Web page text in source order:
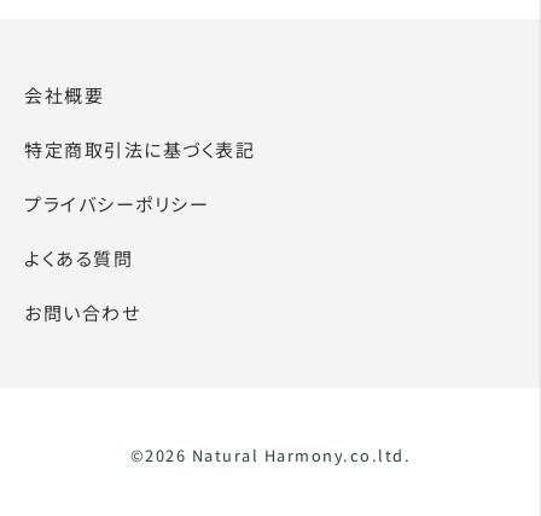
会社概要
特定商取引法に基づく表記
プライバシーポリシー
よくある質問
お問い合わせ
©2026 Natural Harmony.co.ltd.